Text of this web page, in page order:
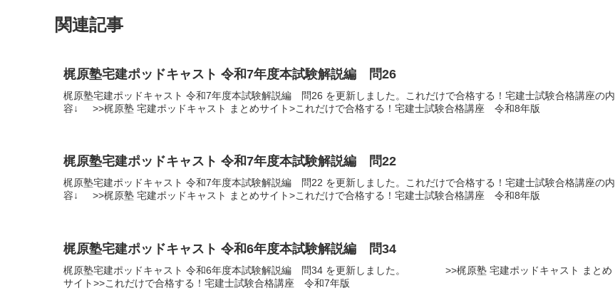
関連記事
梶原塾宅建ポッドキャスト 令和7年度本試験解説編 問26
梶原塾宅建ポッドキャスト 令和7年度本試験解説編 問26 を更新しました。これだけで合格する！宅建士試験合格講座の内
容↓ >>梶原塾 宅建ポッドキャスト まとめサイト>これだけで合格する！宅建士試験合格講座 令和8年版
梶原塾宅建ポッドキャスト 令和7年度本試験解説編 問22
梶原塾宅建ポッドキャスト 令和7年度本試験解説編 問22 を更新しました。これだけで合格する！宅建士試験合格講座の内
容↓ >>梶原塾 宅建ポッドキャスト まとめサイト>これだけで合格する！宅建士試験合格講座 令和8年版
梶原塾宅建ポッドキャスト 令和6年度本試験解説編 問34
梶原塾宅建ポッドキャスト 令和6年度本試験解説編 問34 を更新しました。 >>梶原塾 宅建ポッドキャスト まとめ
サイト>>これだけで合格する！宅建士試験合格講座 令和7年版